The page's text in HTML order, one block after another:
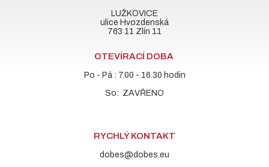
LUŽKOVICE
ulice Hvozdenská
763 11 Zlín 11
OTEVÍRACÍ DOBA
Po - Pá : 7.00 - 16.30 hodin
So: ZAVŘENO
RYCHLÝ KONTAKT
dobes@dobes.eu